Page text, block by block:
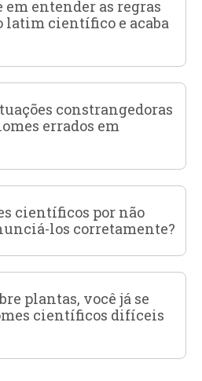
entender as regras
latim científico e acaba
constrangedoras
errados em
científicos por não
los corretamente?
plantas, você já se
científicos difíceis